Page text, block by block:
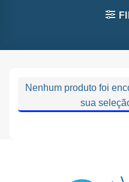
Nenhum produto foi
sua